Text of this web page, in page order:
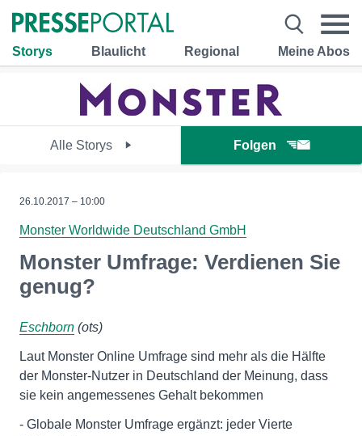
Storys Blaulicht Regional Meine Abos
Alle Storys Folgen
26.10.2017 – 10:00
Monster Worldwide Deutschland GmbH
Monster Umfrage: Verdienen Sie
genug?
Eschborn (ots)
Laut Monster Online Umfrage sind mehr als die Hälfte
der Monster-Nutzer in Deutschland der Meinung, dass
sie kein angemessenes Gehalt bekommen
- Globale Monster Umfrage ergänzt: jeder Vierte